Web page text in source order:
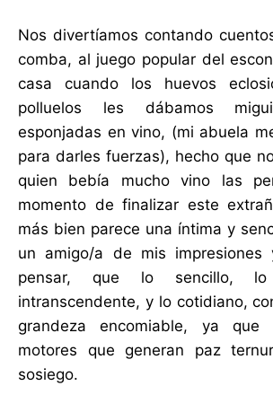
Nos divertíamos contando
comba, al juego popular del
casa cuando los huevos
polluelos les dábamos
esponjadas en vino, (mi abuela
para darles fuerzas), hecho que
quien bebía mucho vino las
momento de finalizar este
más bien parece una íntima y
un amigo/a de mis
pensar, que lo sencillo,
intranscendente, y lo cotidiano,
grandeza encomiable, ya que
motores que generan paz
sosiego.